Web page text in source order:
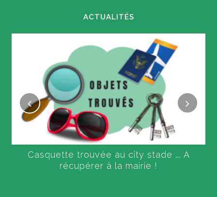
ACTUALITÉS
trouvée au city stade …. A
récupérer à la mairie !
soirée